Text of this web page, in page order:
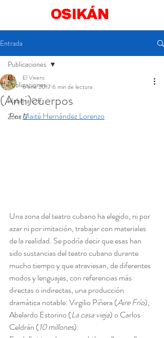
OSIKÁN
Entrada
Publicaciones
Habana Off
Zona 0
Publicaciones
(Anti)cuerpos
El Vivero
6 ene 20176 min de lectura
Por Maité Hernández Lorenzo
Una zona del teatro cubano ha elegido, ni por
azar ni por imitación, trabajar con materiales
de la realidad. Se podría decir que esas han
sido sustancias del teatro cubano durante
mucho tiempo y que atraviesan, de diferentes
modos y lenguajes, con referencias más
directas o indirectas, una producción
dramática notable: Virgilio Piñera (Aire Frío),
Abelardo Estorino (La casa vieja) o Carlos
Celdrán (10 millones).